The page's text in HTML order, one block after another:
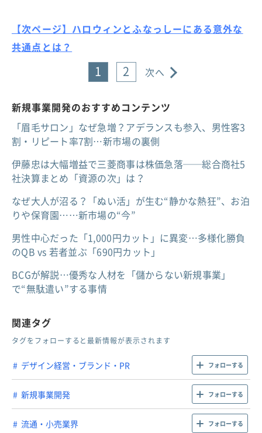
【次ページ】ハロウィンとふなっしーにある意外な
共通点とは？
1 2 次へ
新規事業開発のおすすめコンテンツ
「眉毛サロン」なぜ急増？アデランスも参入、男性客3
割・リピート率7割…新市場の裏側
伊藤忠は大幅増益で三菱商事は株価急落──総合商社5
社決算まとめ「資源の次」は？
なぜ大人が沼る？「ぬい活」が生む“静かな熱狂”、お泊
りや保育園……新市場の“今”
男性中心だった「1,000円カット」に異変…多様化勝負
のQB vs 若者並ぶ「690円カット」
BCGが解説…優秀な人材を「儲からない新規事業」
で“無駄遣い”する事情
関連タグ
タグをフォローすると最新情報が表示されます
デザイン経営・ブランド・PR フォローする
新規事業開発 フォローする
流通・小売業界 フォローする